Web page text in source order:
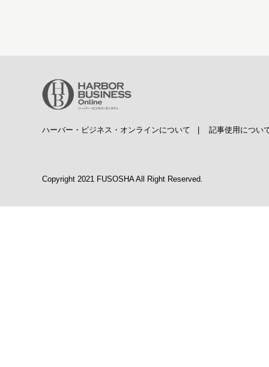
ハーバー・ビジネス・オンラインについて 記事使用につい
Copyright 2021 FUSOSHA All Right Reserved.